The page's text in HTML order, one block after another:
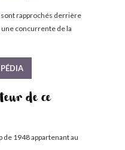
rapprochés derrière
concurrente de la
de ce
de 1948 appartenant au